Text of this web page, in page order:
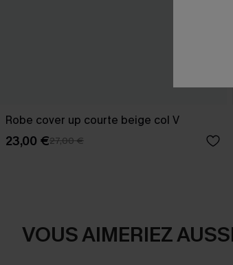
Robe cover up courte beige col V
23,00 €27,00 €
VOUS AIMERIEZ